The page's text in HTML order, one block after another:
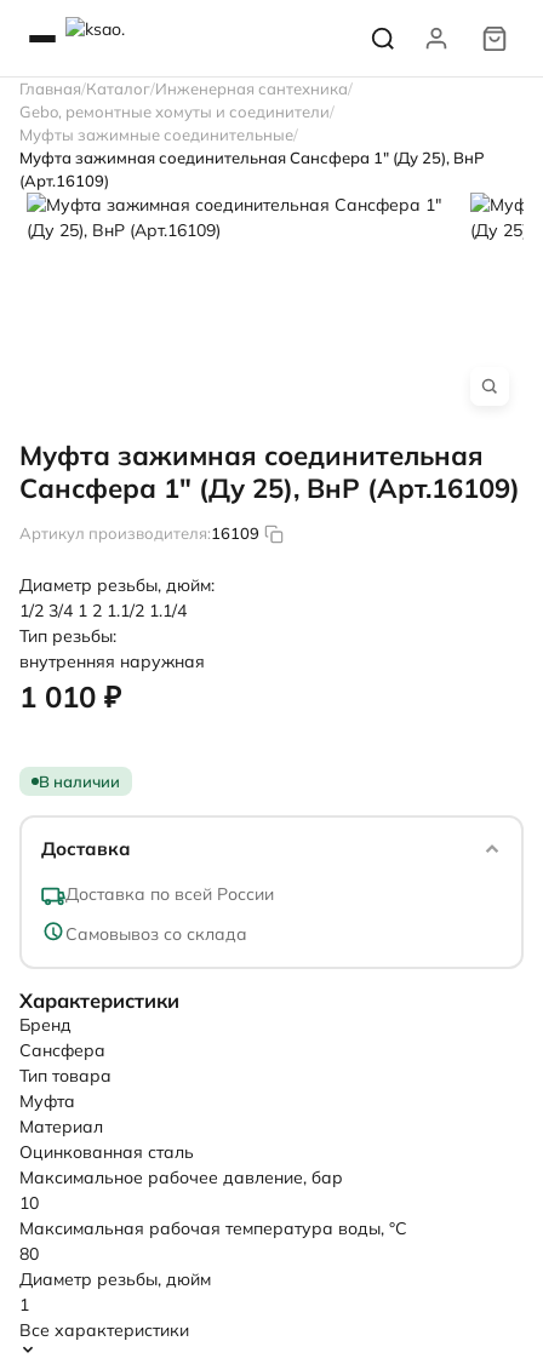
Главная Каталог Инженерная сантехника
Gebo, ремонтные хомуты и соединители
Муфты зажимные соединительные
Муфта зажимная соединительная Сансфера 1" (Ду 25), ВнР
(Арт.16109)
Муфта зажимная соединительная
Сансфера 1" (Ду 25), ВнР (Арт.16109)
Артикул производителя:16109
Диаметр резьбы, дюйм:
1/2 3/4 1 2 1.1/2 1.1/4
Тип резьбы:
внутренняя наружная
1 010 ₽
В наличии
Доставка
Доставка по всей России
Самовывоз со склада
Характеристики
Бренд
Сансфера
Тип товара
Муфта
Материал
Оцинкованная сталь
Максимальное рабочее давление, бар
10
Максимальная рабочая температура воды, °C
80
Диаметр резьбы, дюйм
1
Все характеристики